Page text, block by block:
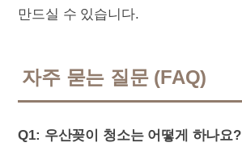
만드실 수 있습니다.
자주 묻는 질문 (FAQ)
Q1: 우산꽂이 청소는 어떻게 하나요?